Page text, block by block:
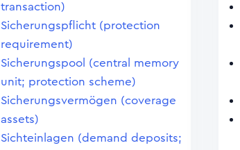
transaction)
Sicherungspflicht (protection
requirement)
Sicherungspool (central memory
unit; protection scheme)
Sicherungsvermögen (coverage
assets)
Sichteinlagen (demand deposits;